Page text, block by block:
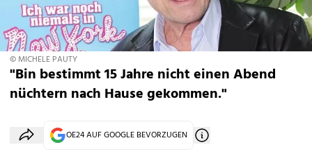
© MICHELE PAUTY
"Bin bestimmt 15 Jahre nicht einen Abend
nüchtern nach Hause gekommen."
OE24 AUF GOOGLE BEVORZUGEN